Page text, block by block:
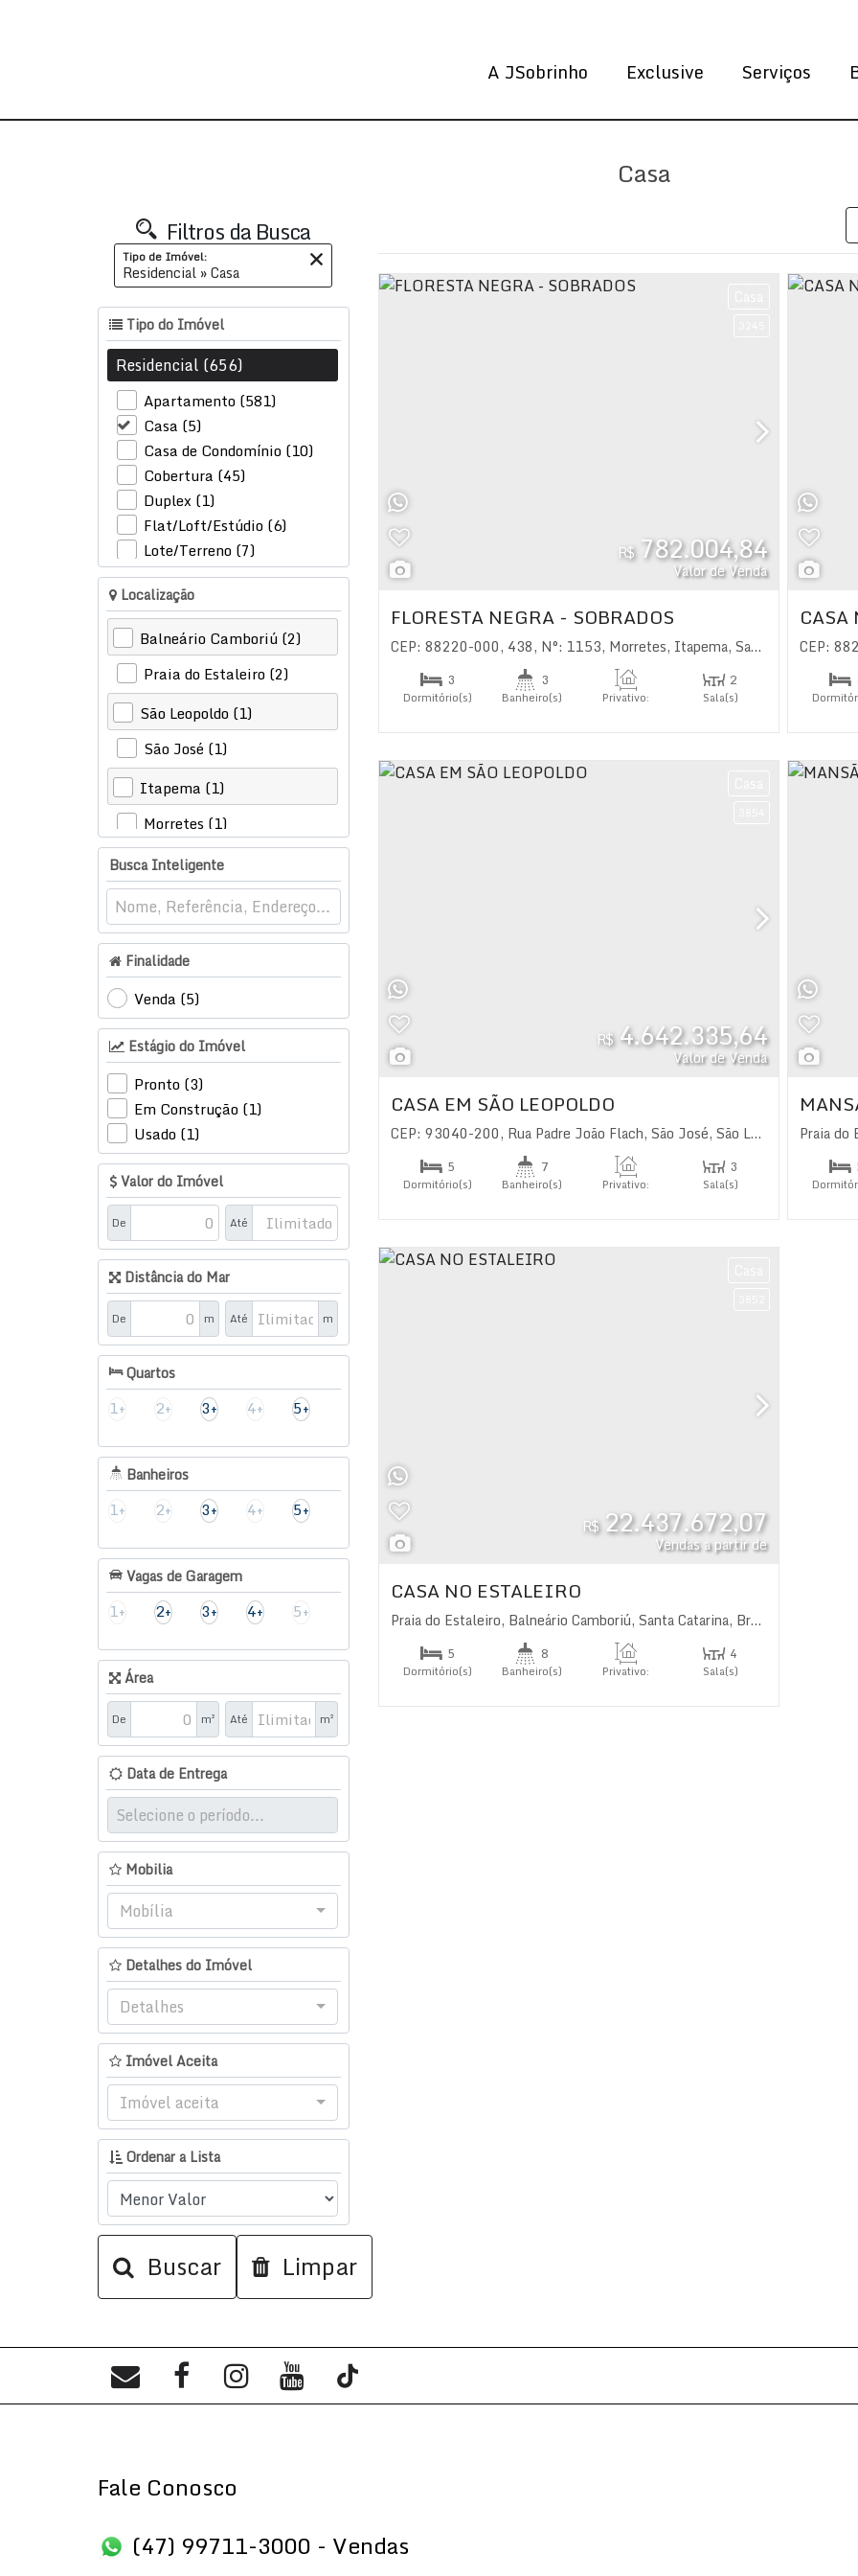
Serviços
Exclusive
A JSobrinho
Casa
Filtros da Busca
Tipo de Imóvel:
Residencial » Casa
Tipo do Imóvel
Residencial (656)
Apartamento (581)
Casa (5)
Casa de Condomínio (10)
Cobertura (45)
Duplex (1)
Flat/Loft/Estúdio (6)
Lote/Terreno (7)
Sobrado (1)
Comercial (6)
Loja (4)
Salas Comerciais (1)
Terreno (1)
Localização
Balneário Camboriú (2)
Praia do Estaleiro (2)
São Leopoldo (1)
São José (1)
Itapema (1)
Morretes (1)
Porto Belo (1)
Vila Nova (1)
Busca Inteligente
Finalidade
Venda (5)
Estágio do Imóvel
Pronto (3)
Em Construção (1)
Usado (1)
Valor do Imóvel
De Até
Distância do Mar
De m Até m
Quartos
1+ 2+ 3+ 4+ 5+
Banheiros
1+ 2+ 3+ 4+ 5+
Vagas de Garagem
1+ 2+ 3+ 4+ 5+
Área
De m² Até m²
Data de Entrega
Mobilia
Mobília
Detalhes do Imóvel
Detalhes
Imóvel Aceita
Imóvel aceita
Ordenar a Lista
Buscar Limpar
R$782.004,84
Valor de Venda
FLORESTA NEGRA - SOBRADOS
CEP: 88220-000, 438, N°: 1153, Morretes, Itapema, Santa Catarina ,
3
Dormitório(s)
3
Banheiro(s) Privativo:
2
Sala(s)
CASA
CEP:
R$4.642.335,64
Valor de Venda
CASA EM SÃO LEOPOLDO
CEP: 93040-200, Rua Padre João Flach, São José, São Leopoldo ,Rio
5
Dormitório(s)
7
Banheiro(s) Privativo:
3
Sala(s)
Praia do
R$22.437.672,07
Vendas a partir de
CASA NO ESTALEIRO
Praia do Estaleiro, Balneário Camboriú, Santa Catarina, Brasil
5
Dormitório(s)
8
Banheiro(s) Privativo:
4
Sala(s)
Fale Conosco
(47) 99711-3000 - Vendas